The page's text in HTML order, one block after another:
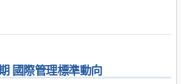
國際管理標準動向